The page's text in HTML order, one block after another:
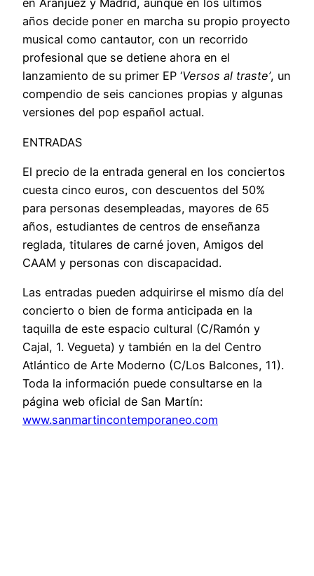
en Aranjuez y Madrid, aunque en los últimos
años decide poner en marcha su propio proyecto
musical como cantautor, con un recorrido
profesional que se detiene ahora en el
lanzamiento de su primer EP ‘Versos al traste’, un
compendio de seis canciones propias y algunas
versiones del pop español actual.
ENTRADAS
El precio de la entrada general en los conciertos
cuesta cinco euros, con descuentos del 50%
para personas desempleadas, mayores de 65
años, estudiantes de centros de enseñanza
reglada, titulares de carné joven, Amigos del
CAAM y personas con discapacidad.
Las entradas pueden adquirirse el mismo día del
concierto o bien de forma anticipada en la
taquilla de este espacio cultural (C/Ramón y
Cajal, 1. Vegueta) y también en la del Centro
Atlántico de Arte Moderno (C/Los Balcones, 11).
Toda la información puede consultarse en la
página web oficial de San Martín:
www.sanmartincontemporaneo.com